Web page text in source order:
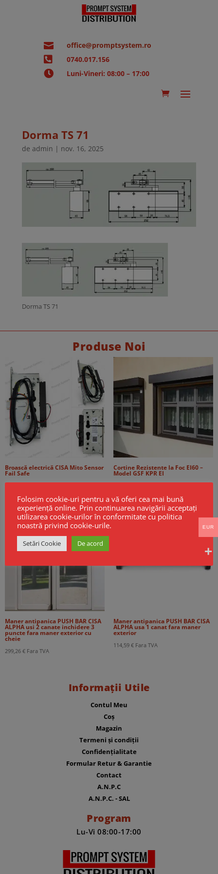
 office@promptsystem.ro
 0740.017.156
 Luni-Vineri: 08:00 – 17:00
Dorma TS 71
de admin | nov. 16, 2025
Dorma TS 71
Produse Noi
Broască electrică CISA Mito Sensor
Fail Safe
256,00
Cortine Rezistente la Foc EI60 –
Model GSF KPR EI
Maner antipanica PUSH BAR CISA
ALPHA usi 2 canate inchidere 3
puncte fara maner exterior cu
cheie
299,26 € Fara TVA
Maner antipanica PUSH BAR CISA
ALPHA usa 1 canat fara maner
exterior
114,59 € Fara TVA
Informații Utile
Contul Meu
Coș
Magazin
Termeni și condiții
Confidențialitate
Formular Retur & Garantie
Contact
A.N.P.C
A.N.P.C. - SAL
Program
Lu-Vi 08:00-17:00
Folosim cookie-uri pentru a vă oferi cea mai bună
experiență online. Prin continuarea navigării acceptați
utilizarea cookie-urilor în conformitate cu politica
noastră privind cookie-urile.
Setări Cookie De acord
EUR